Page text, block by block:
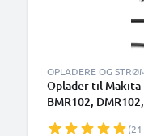
OPLADERE OG
Oplader til Makita
BMR102,